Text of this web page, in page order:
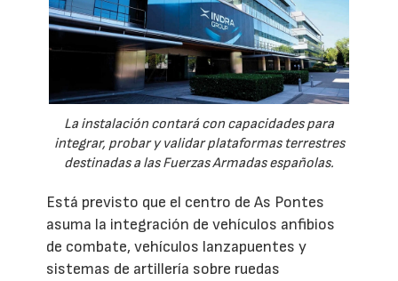
La instalación contará con capacidades para
integrar, probar y validar plataformas terrestres
destinadas a las Fuerzas Armadas españolas.
Está previsto que el centro de As Pontes
asuma la integración de vehículos anfibios
de combate, vehículos lanzapuentes y
sistemas de artillería sobre ruedas